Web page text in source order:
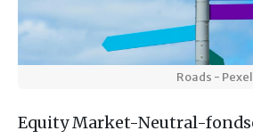
Roads -
Equity Market-Neutral-